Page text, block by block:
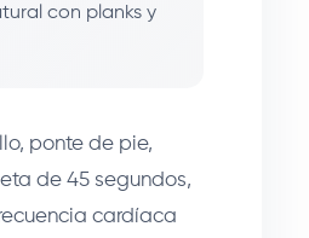
con planks y
ponte de pie,
de 45 segundos,
cardíaca